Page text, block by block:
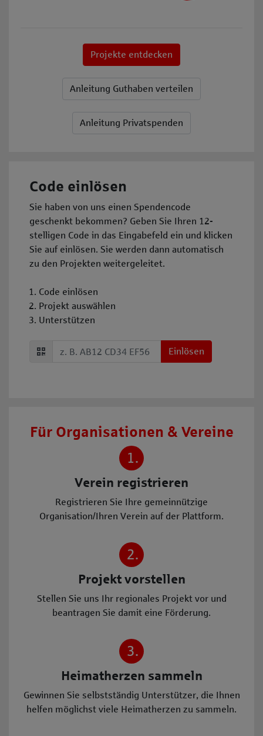
Projekte entdecken
Anleitung Guthaben verteilen
Anleitung Privatspenden
Code einlösen
Sie haben von uns einen Spendencode
geschenkt bekommen? Geben Sie Ihren 12-
stelligen Code in das Eingabefeld ein und klicken
Sie auf einlösen. Sie werden dann automatisch
zu den Projekten weitergeleitet.
Code einlösen
Projekt auswählen
Unterstützen
Code einlösen
Code einlösen Einlösen
Für Organisationen & Vereine
1.
Verein registrieren
Registrieren Sie Ihre gemeinnützige
Organisation/Ihren Verein auf der Plattform.
2.
Projekt vorstellen
Stellen Sie uns Ihr regionales Projekt vor und
beantragen Sie damit eine Förderung.
3.
Heimatherzen sammeln
Gewinnen Sie selbstständig Unterstützer, die Ihnen
helfen möglichst viele Heimatherzen zu sammeln.